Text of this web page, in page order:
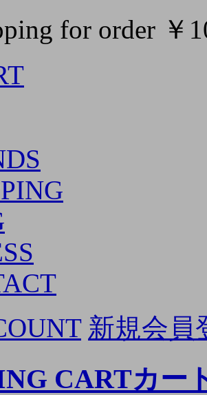
for order ￥
新規会員
CARTカー